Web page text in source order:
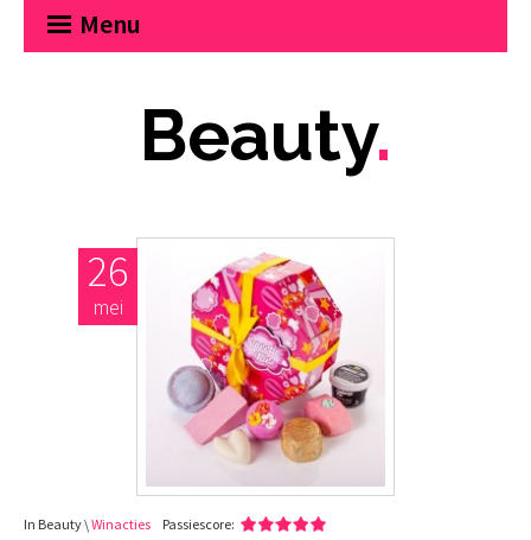
Menu
Beauty.
26
mei
In Beauty \Winacties Passiescore: